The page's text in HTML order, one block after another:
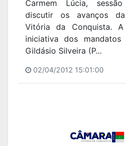
Carmem Lúcia,
discutir os avanços
Vitória da Conquista.
iniciativa dos mandatos
Gildásio Silveira (P...
02/04/2012 15:01:00